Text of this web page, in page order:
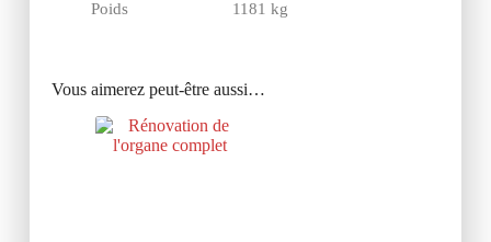
Poids 1181 kg
Vous aimerez peut-être aussi…